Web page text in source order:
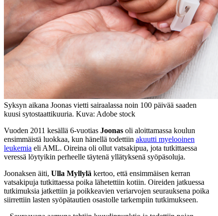
Syksyn aikana Joonas vietti sairaalassa noin 100 päivää saaden
kuusi sytostaattikuuria. Kuva: Adobe stock
Vuoden 2011 kesällä 6-vuotias Joonas oli aloittamassa koulun
ensimmäistä luokkaa, kun hänellä todettiin akuutti myelooinen
leukemia eli AML. Oireina oli ollut vatsakipua, jota tutkittaessa
veressä löytyikin perheelle täytenä yllätyksenä syöpäsoluja.
Joonaksen äiti, Ulla Myllylä kertoo, että ensimmäisen kerran
vatsakipuja tutkittaessa poika lähetettiin kotiin. Oireiden jatkuessa
tutkimuksia jatkettiin ja poikkeavien veriarvojen seurauksena poika
siirrettiin lasten syöpätautien osastolle tarkempiin tutkimukseen.